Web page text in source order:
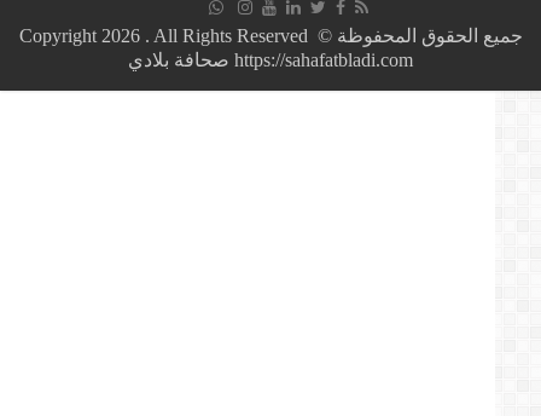
تلبية
جميع الحقوق المحفوظة © Copyright 2026 . All Rights Reserved
https://sahafatbladi.com صحافة بلادي